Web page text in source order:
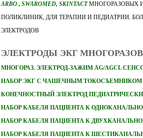
ARBO , SWAROMED, SKINTACTМНОГОРАЗОВЫХ
ПОЛИКЛИНИК, ДЛЯ ТЕРАПИИ И ПЕДИАТРИИ.
ЭЛЕКТРОДОВ
ЭЛЕКТРОДЫ ЭКГ
МНОГОРАЗ. ЭЛЕКТРОД-ЗАЖИМ AG/AGCL
НАБОР ЭКГ С ЧАШЕЧНЫМ ТОКОСЪЕМНИКОМ
КОНЕЧНОСТНЫЙ ЭЛЕКТРОД
НАБОР КАБЕЛЯ ПАЦИЕНТА К
НАБОР КАБЕЛЯ ПАЦИЕНТА К
НАБОР КАБЕЛЯ ПАЦИЕНТА К